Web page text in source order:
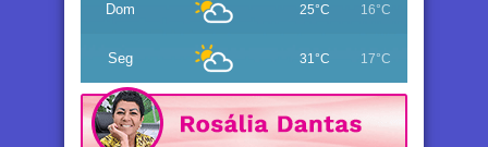
Dom 25°C 16°C
Seg 31°C 17°C